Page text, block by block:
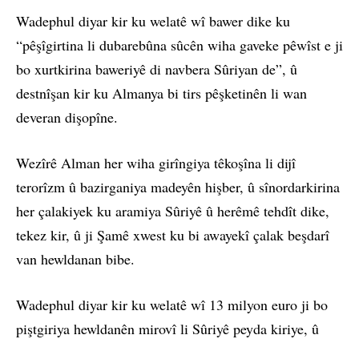
Wadephul diyar kir ku welatê wî bawer dike ku
“pêşîgirtina li dubarebûna sûcên wiha gaveke pêwîst e ji
bo xurtkirina baweriyê di navbera Sûriyan de”, û
destnîşan kir ku Almanya bi tirs pêşketinên li wan
deveran dişopîne.
Wezîrê Alman her wiha girîngiya têkoşîna li dijî
terorîzm û bazirganiya madeyên hişber, û sînordarkirina
her çalakiyek ku aramiya Sûriyê û herêmê tehdît dike,
tekez kir, û ji Şamê xwest ku bi awayekî çalak beşdarî
van hewldanan bibe.
Wadephul diyar kir ku welatê wî 13 milyon euro ji bo
piştgiriya hewldanên mirovî li Sûriyê peyda kiriye, û